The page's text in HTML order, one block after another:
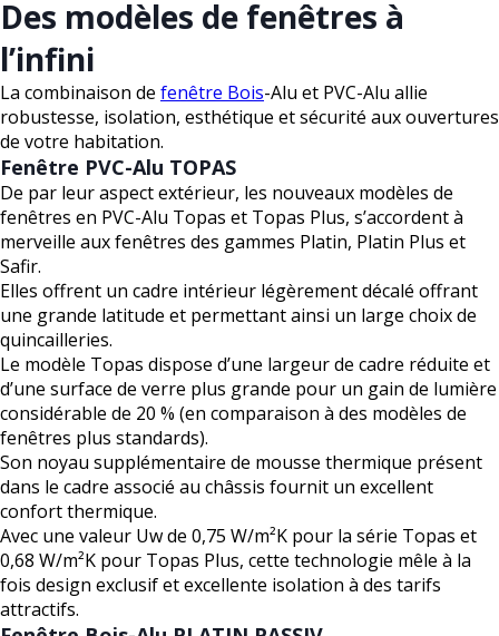
Des modèles de fenêtres à
l’infini
La combinaison de fenêtre Bois-Alu et PVC-Alu allie
robustesse, isolation, esthétique et sécurité aux ouvertures
de votre habitation.
Fenêtre PVC-Alu TOPAS
De par leur aspect extérieur, les nouveaux modèles de
fenêtres en PVC-Alu Topas et Topas Plus, s’accordent à
merveille aux fenêtres des gammes Platin, Platin Plus et
Safir.
Elles offrent un cadre intérieur légèrement décalé offrant
une grande latitude et permettant ainsi un large choix de
quincailleries.
Le modèle Topas dispose d’une largeur de cadre réduite et
d’une surface de verre plus grande pour un gain de lumière
considérable de 20 % (en comparaison à des modèles de
fenêtres plus standards).
Son noyau supplémentaire de mousse thermique présent
dans le cadre associé au châssis fournit un excellent
confort thermique.
Avec une valeur Uw de 0,75 W/m²K pour la série Topas et
0,68 W/m²K pour Topas Plus, cette technologie mêle à la
fois design exclusif et excellente isolation à des tarifs
attractifs.